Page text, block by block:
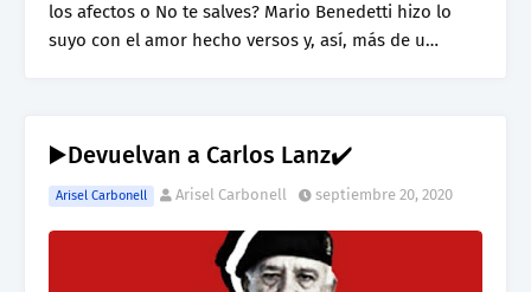
los afectos o No te salves? Mario Benedetti hizo lo
suyo con el amor hecho versos y, así, más de u…
▶️Devuelvan a Carlos Lanz✔️
Arisel Carbonell Arisel Carbonell septiembre 20, 2020